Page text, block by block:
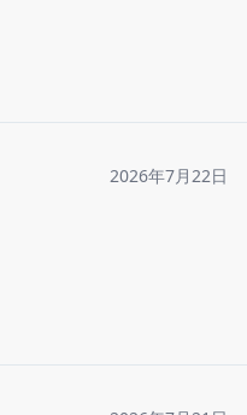
2026年7月22日